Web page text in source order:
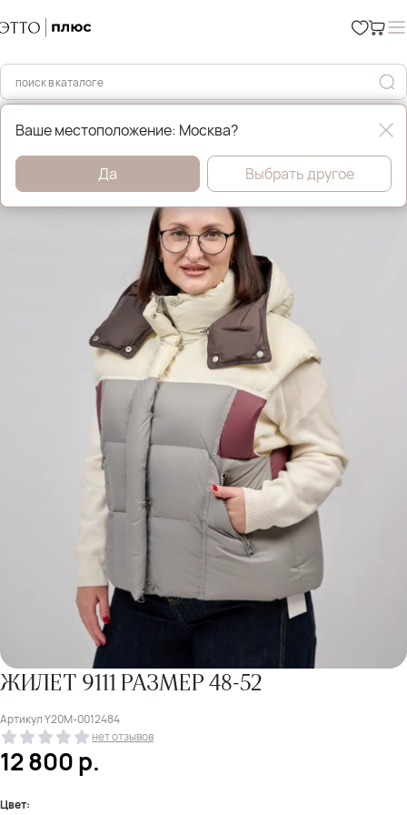
Главная Демисезонные куртки
ЖИЛЕТ 9111 РАЗМЕР 48-52
АртикулY20M-0012484
нет отзывов
12 800р.
Цвет:
Ваше местоположение: Москва?
Да Выбрать другое